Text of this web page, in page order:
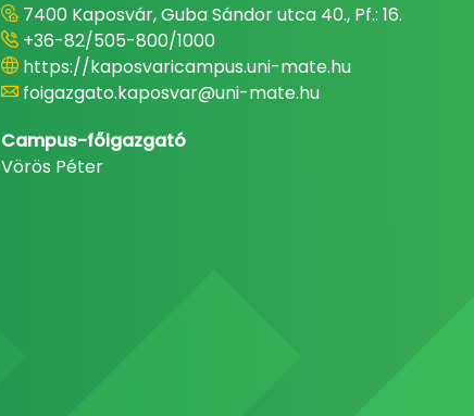
7400 Kaposvár, Guba Sándor utca 40., Pf.: 16.
+36-82/505-800/1000
https://kaposvaricampus.uni-mate.hu
foigazgato.kaposvar@uni-mate.hu
Campus-főigazgató
Vörös Péter